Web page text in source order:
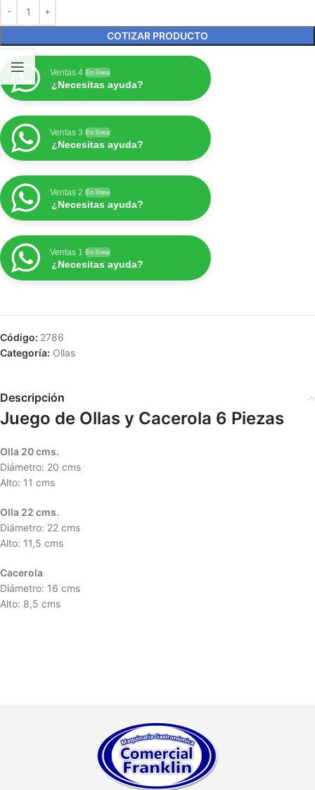
COTIZAR PRODUCTO
Ventas 4 En línea
¿Necesitas ayuda?
Ventas 3 En línea
¿Necesitas ayuda?
Ventas 2 En línea
¿Necesitas ayuda?
Ventas 1 En línea
¿Necesitas ayuda?
Código: 2786
Categoría: Ollas
Descripción
Juego de Ollas y Cacerola 6 Piezas
Olla 20 cms.
Diámetro: 20 cms
Alto: 11 cms
Olla 22 cms.
Diámetro: 22 cms
Alto: 11,5 cms
Cacerola
Diámetro: 16 cms
Alto: 8,5 cms